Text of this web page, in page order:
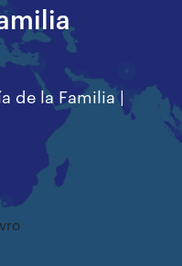
de la Familia |